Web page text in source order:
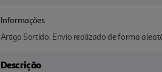
Informações
Artigo Sortido. Envio realizado de forma
Descrição